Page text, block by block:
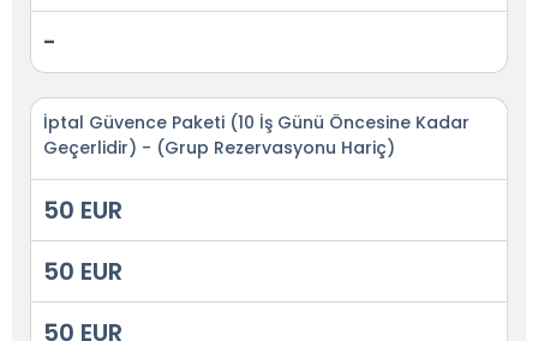
-
İptal Güvence Paketi (10 İş Günü Öncesine Kadar
Geçerlidir) - (Grup Rezervasyonu Hariç)
50 EUR
50 EUR
50 EUR